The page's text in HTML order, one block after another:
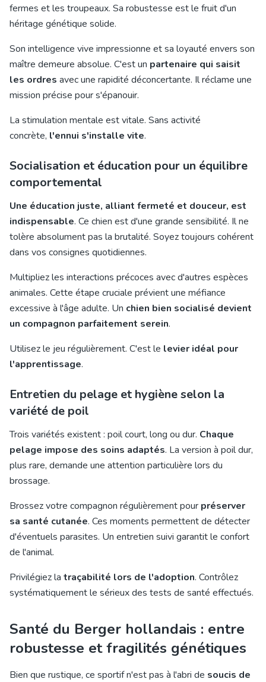
fermes et les troupeaux. Sa robustesse est le fruit d'un
héritage génétique solide.
Son intelligence vive impressionne et sa loyauté envers son
maître demeure absolue. C'est un partenaire qui saisit
les ordres avec une rapidité déconcertante. Il réclame une
mission précise pour s'épanouir.
La stimulation mentale est vitale. Sans activité
concrète, l'ennui s'installe vite.
Socialisation et éducation pour un équilibre
comportemental
Une éducation juste, alliant fermeté et douceur, est
indispensable. Ce chien est d'une grande sensibilité. Il ne
tolère absolument pas la brutalité. Soyez toujours cohérent
dans vos consignes quotidiennes.
Multipliez les interactions précoces avec d'autres espèces
animales. Cette étape cruciale prévient une méfiance
excessive à l'âge adulte. Un chien bien socialisé devient
un compagnon parfaitement serein.
Utilisez le jeu régulièrement. C'est le levier idéal pour
l'apprentissage.
Entretien du pelage et hygiène selon la
variété de poil
Trois variétés existent : poil court, long ou dur. Chaque
pelage impose des soins adaptés. La version à poil dur,
plus rare, demande une attention particulière lors du
brossage.
Brossez votre compagnon régulièrement pour préserver
sa santé cutanée. Ces moments permettent de détecter
d'éventuels parasites. Un entretien suivi garantit le confort
de l'animal.
Privilégiez la traçabilité lors de l'adoption. Contrôlez
systématiquement le sérieux des tests de santé effectués.
Santé du Berger hollandais : entre
robustesse et fragilités génétiques
Bien que rustique, ce sportif n'est pas à l'abri de soucis de